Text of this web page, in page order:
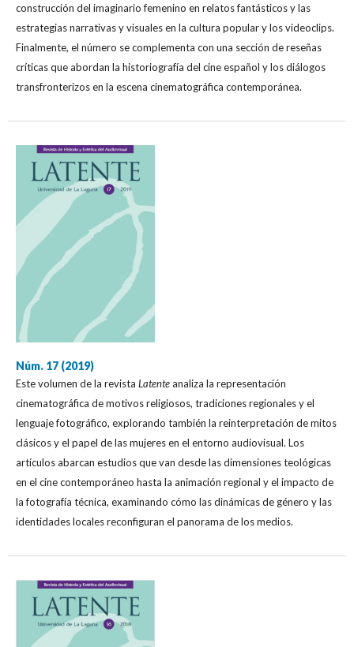
construcción del imaginario femenino en relatos fantásticos y las
estrategias narrativas y visuales en la cultura popular y los videoclips.
Finalmente, el número se complementa con una sección de reseñas
críticas que abordan la historiografía del cine español y los diálogos
transfronterizos en la escena cinematográfica contemporánea.
Núm. 17 (2019)
Este volumen de la revista Latenteanaliza la representación
cinematográfica de motivos religiosos, tradiciones regionales y el
lenguaje fotográfico, explorando también la reinterpretación de mitos
clásicos y el papel de las mujeres en el entorno audiovisual. Los
artículos abarcan estudios que van desde las dimensiones teológicas
en el cine contemporáneo hasta la animación regional y el impacto de
la fotografía técnica, examinando cómo las dinámicas de género y las
identidades locales reconfiguran el panorama de los medios.